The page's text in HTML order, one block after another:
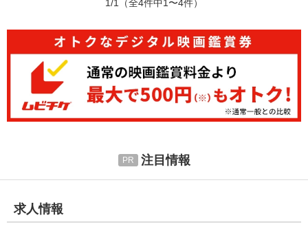
1/1 （全4件中1〜4件）
注目情報
求人情報